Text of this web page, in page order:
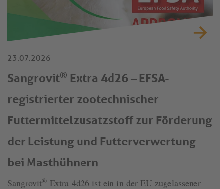
23.07.2026
Sangrovit® Extra 4d26 – EFSA-
registrierter zootechnischer
Futtermittelzusatzstoff zur Förderung
der Leistung und Futterverwertung
bei Masthühnern
Sangrovit® Extra 4d26 ist ein in der EU zugelassener